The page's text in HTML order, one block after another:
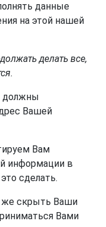
данные
на этой нашей
делать все,
должны
Вашей
Вам
информации в
сделать.
же скрыть Ваши
Вами